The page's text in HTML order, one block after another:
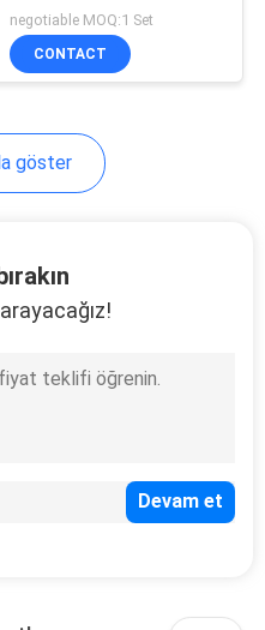
Çamur Pompası 200HP
Motor Tahrikli
negotiable MOQ:1 Set
CONTACT
göster